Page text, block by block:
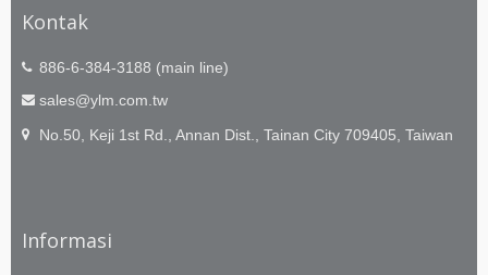
Kontak
886-6-384-3188 (main line)
sales@ylm.com.tw
No.50, Keji 1st Rd., Annan Dist., Tainan City 709405, Taiwan
Informasi